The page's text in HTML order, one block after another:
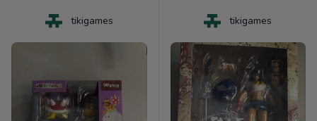
tikigames tikigames